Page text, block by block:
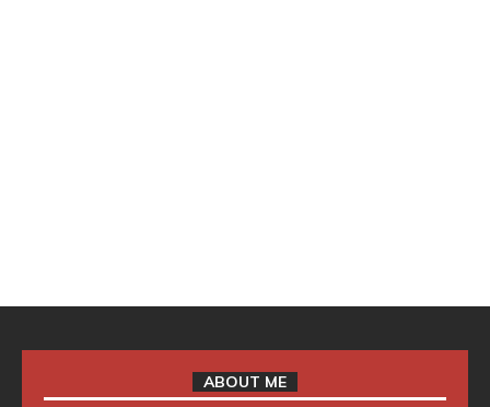
ABOUT ME